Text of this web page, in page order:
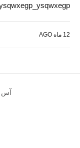
12 ماه AGO
آس 90